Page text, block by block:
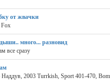
от жвачки
много... разновид
все сразу
Наддув, 2003 Turrkish, Sport 401-470,